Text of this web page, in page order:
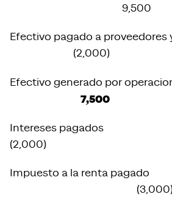
9,500
Efectivo pagado a proveedores
(2,000)
Efectivo generado por
7,500
Intereses
(2,000)
Impuesto a la renta pagado